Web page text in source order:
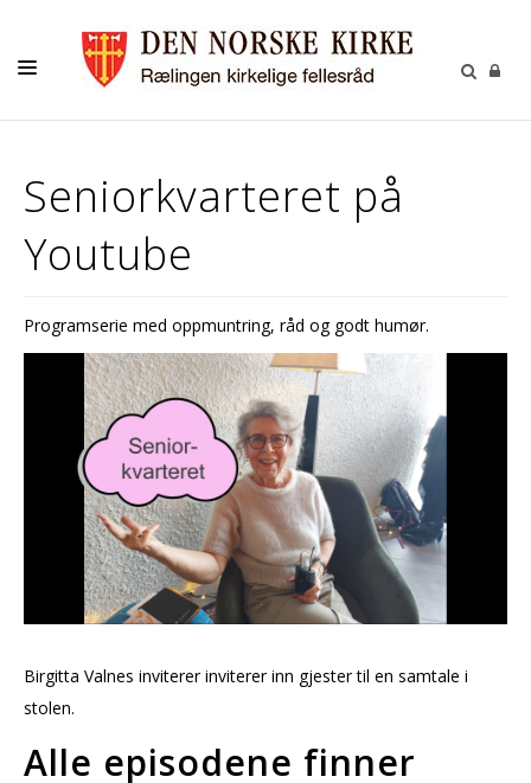
KALENDER
BARNEHAGEN
MENIGHETSRÅDET
GRAVPLASS
Seniorkvarteret på
Youtube
Programserie med oppmuntring, råd og godt humør.
Birgitta Valnes inviterer inviterer inn gjester til en samtale i
stolen.
Alle episodene finner